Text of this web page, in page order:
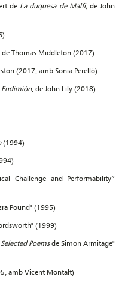
de La duquesa de Malfi,de John
de Thomas Middleton (2017)
(2017, amb Sonia Perelló)
Endimión, de John Lily (2018)
(1994)
Challenge and Performability”
Pound" (1995)
(1999)
Selected Poemsde Simon Armitage"
amb Vicent Montalt)